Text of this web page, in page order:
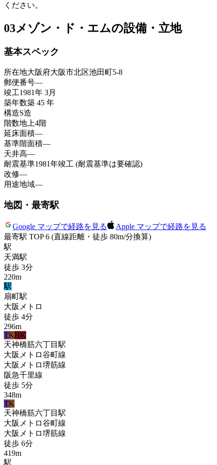
ください。
03メゾン・ド・エムの設備・立地
基本スペック
所在地大阪府大阪市北区池田町5-8
郵便番号—
竣工1981年 3月
築年数築 45 年
構造S造
階数地上4階
延床面積—
基準階面積—
天井高—
耐震基準1981年竣工 (耐震基準は要確認)
改修—
用途地域—
地図・最寄駅
Google マップで経路を見る
Apple マップで経路を見る
最寄駅 TOP 6 (直線距離・徒歩 80m/分換算)
駅
天満駅
徒歩 3分
220m
駅
扇町駅
大阪メトロ
徒歩 4分
296m
TKHK
天神橋筋六丁目 駅
大阪メトロ谷町線
大阪メトロ堺筋線
阪急千里線
徒歩 5分
348m
TK
天神橋筋六丁目 駅
大阪メトロ谷町線
大阪メトロ堺筋線
徒歩 6分
419m
駅